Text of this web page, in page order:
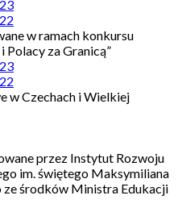
w ramach konkursu
Polacy za Granicą”
w Czechach i Wielkiej
przez Instytut Rozwoju
im. świętego Maksymiliana
środków Ministra Edukacji